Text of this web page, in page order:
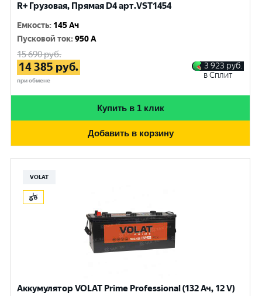
R+ Грузовая, Прямая D4 арт.VST1454
Емкость: 145 Ач
Пусковой ток:950 A
15 690руб.
14 385 руб.
при обмене
3 923 руб.
в Сплит
Купить в 1 клик
Добавить в корзину
VOLAT
Аккумулятор VOLAT Prime Professional (132 Ач, 12 V)